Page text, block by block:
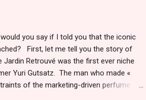
you say if I told you that the iconic
First, let me tell you the story of
Retrouvé was the first ever niche
Yuri Gutsatz. The man who made «
of the marketing-driven perfume